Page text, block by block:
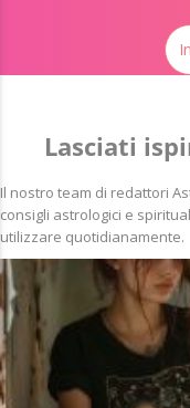
Lasciati
Il nostro team di redattori
consigli astrologici e
utilizzare quotidianamente.